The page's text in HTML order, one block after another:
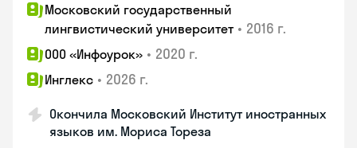
Московский государственный
лингвистический университет • 2016 г.
ООО «Инфоурок» • 2020 г.
Инглекс • 2026 г.
Окончила Московский Институт иностранных
языков им. Мориса Тореза